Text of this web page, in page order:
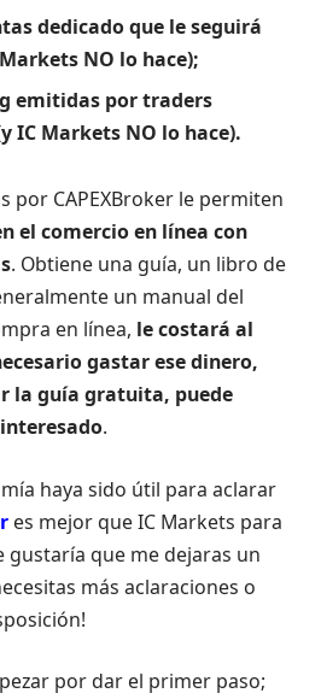
dedicado que le seguirá
NO lo hace);
emitidas por traders
IC Markets NO lo hace).
por CAPEXBroker le permiten
el comercio en línea con
. Obtiene una guía, un libro de
un manual del
en línea, le costará al
gastar ese dinero,
la guía gratuita, puede
.
haya sido útil para aclarar
es mejor que IC Markets para
gustaría que me dejaras un
más aclaraciones o
por dar el primer paso;